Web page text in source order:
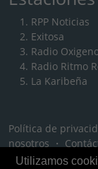
RPP Noticias
Exitosa
Radio
Radio Ritmo
La Karibeña
Política de
nosotros ・
Utilizamos